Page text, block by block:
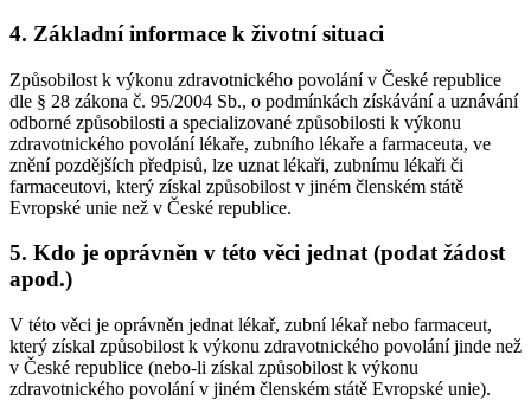
4. Základní informace k životní situaci
Způsobilost k výkonu zdravotnického povolání v České republice
dle § 28 zákona č. 95/2004 Sb., o podmínkách získávání a uznávání
odborné způsobilosti a specializované způsobilosti k výkonu
zdravotnického povolání lékaře, zubního lékaře a farmaceuta, ve
znění pozdějších předpisů, lze uznat lékaři, zubnímu lékaři či
farmaceutovi, který získal způsobilost v jiném členském státě
Evropské unie než v České republice.
5. Kdo je oprávněn v této věci jednat (podat žádost
apod.)
V této věci je oprávněn jednat lékař, zubní lékař nebo farmaceut,
který získal způsobilost k výkonu zdravotnického povolání jinde než
v České republice (nebo-li získal způsobilost k výkonu
zdravotnického povolání v jiném členském státě Evropské unie).